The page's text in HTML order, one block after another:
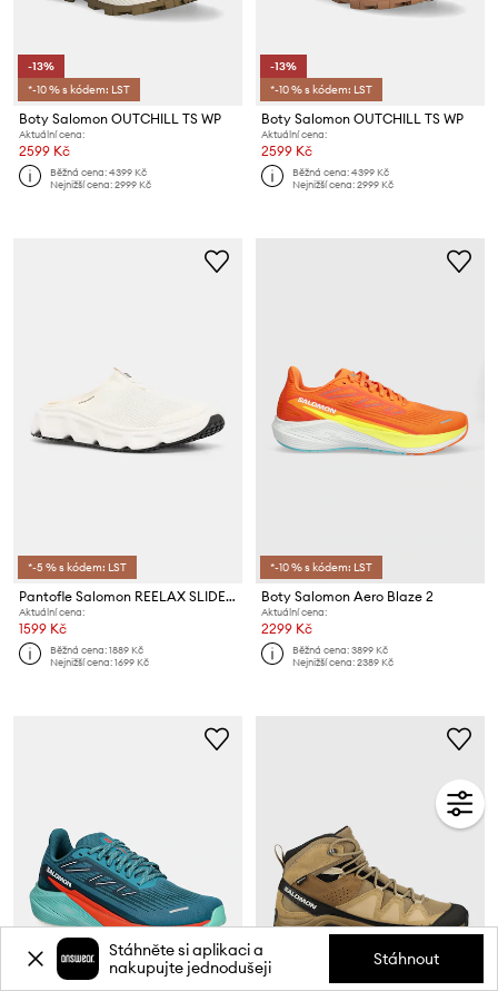
-13%
*-10 % s kódem: LST
Boty Salomon OUTCHILL TS WP
Aktuální cena:
2599 Kč
Běžná cena:4399 Kč
Nejnižší cena:2999 Kč
-13%
*-10 % s kódem: LST
Boty Salomon OUTCHILL TS WP
Aktuální cena:
2599 Kč
Běžná cena:4399 Kč
Nejnižší cena:2999 Kč
*-5 % s kódem: LST
Pantofle Salomon REELAX SLIDE 6.0
Aktuální cena:
1599 Kč
Běžná cena:1889 Kč
Nejnižší cena:1699 Kč
*-10 % s kódem: LST
Boty Salomon Aero Blaze 2
Aktuální cena:
2299 Kč
Běžná cena:3899 Kč
Nejnižší cena:2389 Kč
Stáhněte si aplikaci a
nakupujte jednodušeji
Stáhnout